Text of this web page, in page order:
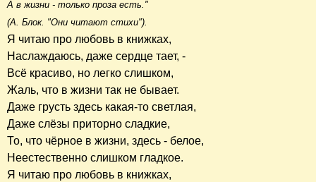
А в жизни - только проза есть."
(А. Блок. "Они читают стихи").
Я читаю про любовь в книжках,
Наслаждаюсь, даже сердце тает, -
Всё красиво, но легко слишком,
Жаль, что в жизни так не бывает.
Даже грусть здесь какая-то светлая,
Даже слёзы приторно сладкие,
То, что чёрное в жизни, здесь - белое,
Неестественно слишком гладкое.
Я читаю про любовь в книжках,